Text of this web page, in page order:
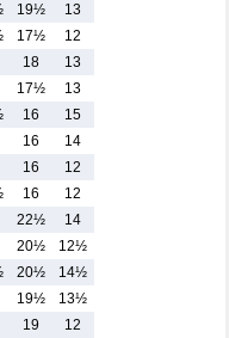
19½
13
17½
12
18
13
17½
13
16
15
16
14
16
12
16
12
22½
14
20½
12½
20½
14½
19½
13½
19
12